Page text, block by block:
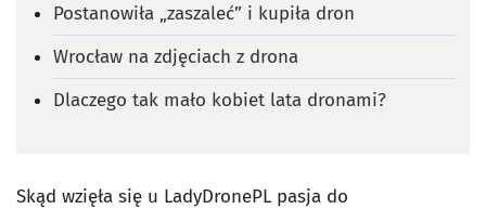
Postanowiła „zaszaleć” i kupiła dron
Wrocław na zdjęciach z drona
Dlaczego tak mało kobiet lata dronami?
Skąd wzięła się u LadyDronePL pasja do